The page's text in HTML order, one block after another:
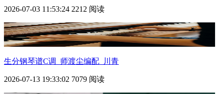
2026-07-03 11:53:24 2212 阅读
生分钢琴谱C调_师渡尘编配_川青
2026-07-13 19:33:02 7079 阅读